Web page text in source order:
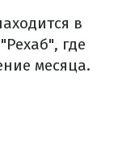
в
где
месяца.